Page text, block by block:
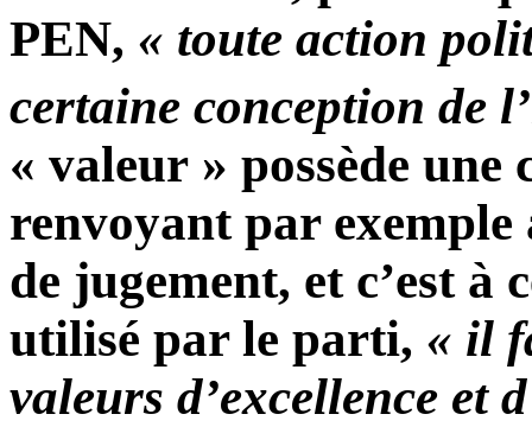
PEN, « toute action
certaine conception de
« valeur » possède
renvoyant par exemple
de jugement, et c’est à
utilisé par le parti, « il
valeurs d’excellence et